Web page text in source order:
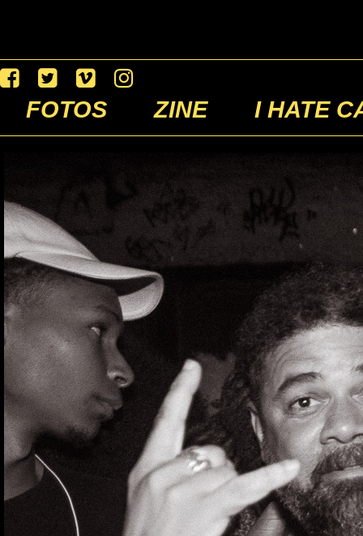
FOTOS ZINE I HATE